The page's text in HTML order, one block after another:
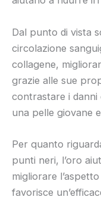
Dal punto di vista
circolazione
collagene,
grazie alle sue
contrastare i danni
una pelle giovane
Per quanto
punti neri, l’oro
migliorare
favorisce